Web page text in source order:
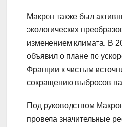
Макрон также был
экологических
изменением климата. В
объявил о плане по
Франции к чистым
сокращению выбросов
Под руководством
провела значительные